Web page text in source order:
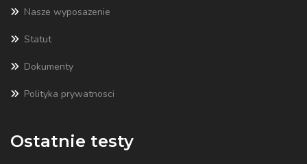
Nasze wyposazenie
Statut
Dokumenty
Polityka prywatnosci
Ostatnie testy